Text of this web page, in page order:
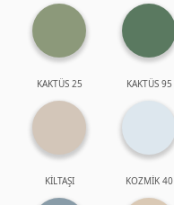
KAKTÜS 25 KAKTÜS 95
KİLTAŞI KOZMİK 40